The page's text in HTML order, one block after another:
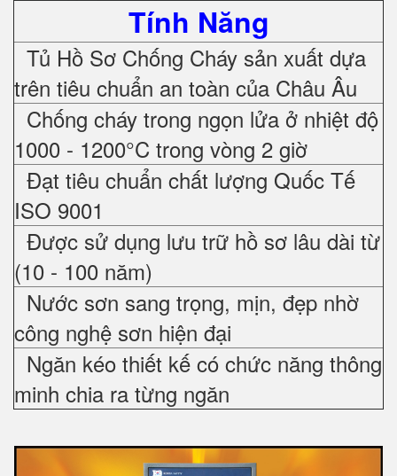
Tính Năng
Tủ Hồ Sơ Chống Cháy sản xuất dựa
trên tiêu chuẩn an toàn của Châu Âu
Chống cháy trong ngọn lửa ở nhiệt độ
1000 - 1200°C trong vòng 2 giờ
Đạt tiêu chuẩn chất lượng Quốc Tế
ISO 9001
Được sử dụng lưu trữ hồ sơ lâu dài từ
(10 - 100 năm)
Nước sơn sang trọng, mịn, đẹp nhờ
công nghệ sơn hiện đại
Ngăn kéo thiết kế có chức năng thông
minh chia ra từng ngăn